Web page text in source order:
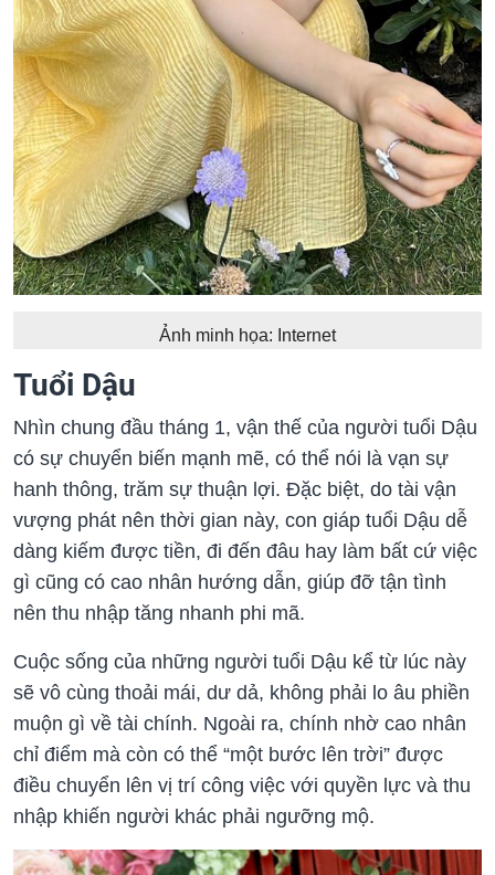
Ảnh minh họa: Internet
Tuổi Dậu
Nhìn chung đầu tháng 1, vận thế của người tuổi Dậu
có sự chuyển biến mạnh mẽ, có thể nói là vạn sự
hanh thông, trăm sự thuận lợi. Đặc biệt, do tài vận
vượng phát nên thời gian này, con giáp tuổi Dậu dễ
dàng kiếm được tiền, đi đến đâu hay làm bất cứ việc
gì cũng có cao nhân hướng dẫn, giúp đỡ tận tình
nên thu nhập tăng nhanh phi mã.
Cuộc sống của những người tuổi Dậu kể từ lúc này
sẽ vô cùng thoải mái, dư dả, không phải lo âu phiền
muộn gì về tài chính. Ngoài ra, chính nhờ cao nhân
chỉ điểm mà còn có thể “một bước lên trời” được
điều chuyển lên vị trí công việc với quyền lực và thu
nhập khiến người khác phải ngưỡng mộ.